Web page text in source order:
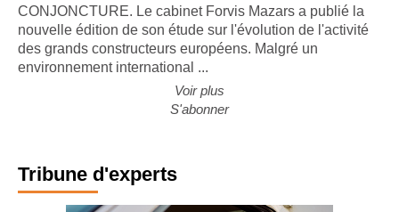
CONJONCTURE. Le cabinet Forvis Mazars a publié la
nouvelle édition de son étude sur l'évolution de l'activité
des grands constructeurs européens. Malgré un
environnement international ...
Voir plus
S'abonner
Tribune d'experts